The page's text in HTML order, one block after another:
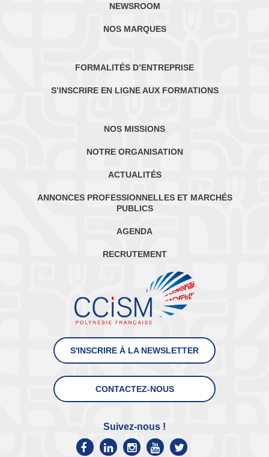
NEWSROOM
NOS MARQUES
FORMALITÉS D’ENTREPRISE
S’INSCRIRE EN LIGNE AUX FORMATIONS
NOS MISSIONS
NOTRE ORGANISATION
ACTUALITÉS
ANNONCES PROFESSIONNELLES ET MARCHÉS
PUBLICS
AGENDA
RECRUTEMENT
S'INSCRIRE À LA NEWSLETTER
CONTACTEZ-NOUS
Suivez-nous !